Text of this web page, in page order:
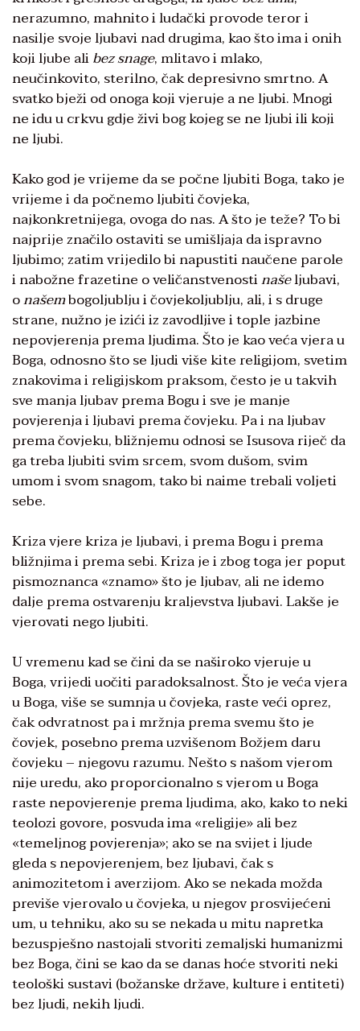
nerazumno, mahnito i ludački provode teror i
nasilje svoje ljubavi nad drugima, kao što ima i onih
koji ljube alibez snage, mlitavo i mlako,
neučinkovito, sterilno, čak depresivno smrtno. A
svatko bježi od onoga koji vjeruje a ne ljubi. Mnogi
ne idu u crkvu gdje živi bog kojeg se ne ljubi ili koji
ne ljubi.
Kako god je vrijeme da se počne ljubiti Boga, tako je
vrijeme i da počnemo ljubiti čovjeka,
najkonkretnijega, ovoga do nas. A što je teže? To bi
najprije značilo ostaviti se umišljaja da ispravno
ljubimo; zatim vrijedilo bi napustiti naučene parole
i nabožne frazetine o veličanstvenostinašeljubavi,
onašembogoljublju i čovjekoljublju, ali, i s druge
strane, nužno je izići iz zavodljive i tople jazbine
nepovjerenja prema ljudima. Što je kao veća vjera u
Boga, odnosno što se ljudi više kite religijom, svetim
znakovima i religijskom praksom, često je u takvih
sve manja ljubav prema Bogu i sve je manje
povjerenja i ljubavi prema čovjeku. Pa i na ljubav
prema čovjeku, bližnjemu odnosi se Isusova riječ da
ga treba ljubiti svim srcem, svom dušom, svim
umom i svom snagom, tako bi naime trebali voljeti
sebe.
Kriza vjere kriza je ljubavi, i prema Bogu i prema
bližnjima i prema sebi. Kriza je i zbog toga jer poput
pismoznanca «znamo» što je ljubav, ali ne idemo
dalje prema ostvarenju kraljevstva ljubavi. Lakše je
vjerovati nego ljubiti.
U vremenu kad se čini da se naširoko vjeruje u
Boga, vrijedi uočiti paradoksalnost. Što je veća vjera
u Boga, više se sumnja u čovjeka, raste veći oprez,
čak odvratnost pa i mržnja prema svemu što je
čovjek, posebno prema uzvišenom Božjem daru
čovjeku – njegovu razumu. Nešto s našom vjerom
nije uredu, ako proporcionalno s vjerom u Boga
raste nepovjerenje prema ljudima, ako, kako to neki
teolozi govore, posvuda ima «religije» ali bez
«temeljnog povjerenja»; ako se na svijet i ljude
gleda s nepovjerenjem, bez ljubavi, čak s
animozitetom i averzijom. Ako se nekada možda
previše vjerovalo u čovjeka, u njegov prosvijećeni
um, u tehniku, ako su se nekada u mitu napretka
bezuspješno nastojali stvoriti zemaljski humanizmi
bez Boga, čini se kao da se danas hoće stvoriti neki
teološki sustavi (božanske države, kulture i entiteti)
bez ljudi, nekih ljudi.